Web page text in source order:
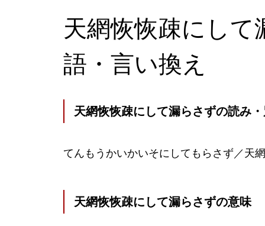
天網恢恢疎にして
語・言い換え
天網恢恢疎にして漏らさずの読み
てんもうかいかいそにしてもらさず／天
天網恢恢疎にして漏らさずの意味